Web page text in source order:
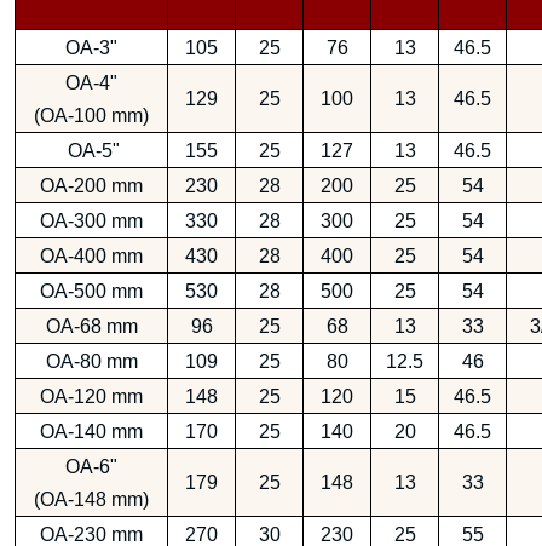
OA-3" 105 25 76 13
46.5
OA-4"
(OA-100 mm)
129 25 100 13 46.5
OA-5" 155 25 127 13
46.5
OA-200 mm
230 28 200 25
54
OA-300 mm
330 28 300 25
54
OA-400 mm
430 28 400 25
54
OA-500 mm
530 28 500 25
54
OA-68 mm
96 25 68 13 33
OA-80 mm
109 25 80 12.5
46
OA-120 mm
148 25 120 15
46.5
OA-140 mm
170 25 140 20
46.5
OA-6"
(OA-148 mm)
179 25 148 13 33
OA-230 mm 270 30 230 25 55